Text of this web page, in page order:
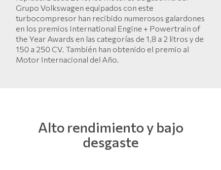
Grupo Volkswagen equipados con este
turbocompresor han recibido numerosos galardones
en los premios International Engine + Powertrain of
the Year Awards en las categorías de 1,8 a 2 litros y de
150 a 250 CV. También han obtenido el premio al
Motor Internacional del Año.
Alto rendimiento y bajo
desgaste